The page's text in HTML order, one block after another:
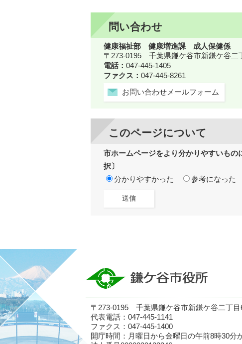
問い合わせ
健康福祉部 健康増進課 成人保健係
〒273-0195 千葉県鎌ケ谷市新鎌ケ谷
電話： 047-445-1405
ファクス： 047-445-8261
お問い合わせメールフォーム
このページについて
市ホームページをより分かりやすいも
択〕
分かりやすかった
参考になった
〒273-0195 千葉県鎌ケ谷市新鎌ケ谷二丁目
代表電話：047-445-1141
ファクス：047-445-1400
開庁時間：月曜日から金曜日の午前8時30分